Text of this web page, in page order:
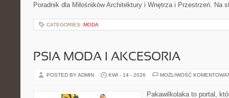
Poradnik dla Miłośników Architektury i Wnętrza i Przestrzeń.
CATEGORIES: MODA
PSIA MODA I AKCESORIA
POSTED BY ADMIN KWI - 14 - 2026 MOŻLIWOŚĆ
Pakawilkolaka to portal,